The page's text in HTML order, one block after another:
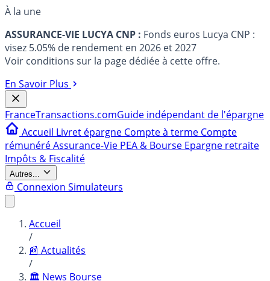
À la une
ASSURANCE-VIE LUCYA CNP : Fonds euros Lucya CNP :
visez 5.05% de rendement en 2026 et 2027
Voir conditions sur la page dédiée à cette offre.
En Savoir Plus
FranceTransactions.comGuide indépendant de l'épargne
Accueil Livret épargne Compte à terme Compte
rémunéréAssurance-Vie PEA & Bourse Epargne retraite
Impôts & Fiscalité
Autres...
Connexion Simulateurs
Accueil
/
📰 Actualités
/
🏛️ News Bourse